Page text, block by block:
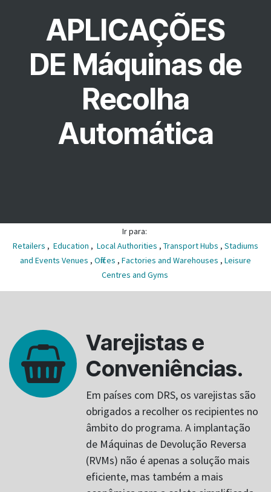
APLICAÇÕES
DE Máquinas de
Recolha
Automática
Ir para:
Retailers , Education , Local Authorities , Transport Hubs , Stadiums
and Events Venues , Offices , Factories and Warehouses , Leisure
Centres and Gyms
Varejistas e
Conveniências.
Em países com DRS, os varejistas são
obrigados a recolher os recipientes no
âmbito do programa. A implantação
de Máquinas de Devolução Reversa
(RVMs) não é apenas a solução mais
eficiente, mas também a mais